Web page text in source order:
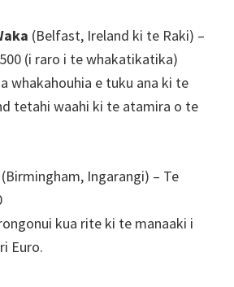
(Belfast, Ireland ki te Raki) –
(i raro i te whakatikatika)
whakahouhia e tuku ana ki te
tetahi waahi ki te atamira o te
(Birmingham, Ingarangi) – Te
kua rite ki te manaaki i
Euro.